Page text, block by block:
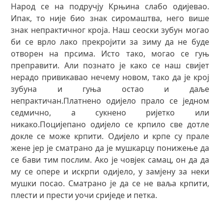
Народ се на подручју Крњина слабо одијевао.
Ипак, то није био знак сиромаштва, него више
знак непрактичног кроја. Наш сеоски зубун могао
би се врло лако прекројити за зиму да не буде
отворен на прсима. Исто тако, могао се гуњ
преправити. Али познато је како се наш свијет
нерадо привикавао нечему новом, тако да је крој
зубуна и гуња остао и даље
непрактичан.Платнено одијело прало се једном
седмично, а сукнено ријетко или
никако.Поцијепано одијело се крпило све дотле
докле се може крпити. Одијело и крпе су прале
жене јер је сматрано да је мушкарцу понижење да
се бави тим послим. Ако је човјек самац, он да да
му се опере и искрпи одијело, у замјену за неки
мушки посао. Сматрано је да се не ваља крпити,
плести и прести уочи сриједе и петка.